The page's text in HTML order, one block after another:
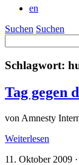
en
Suchen Suchen
nach:
Schlagwort:
Tag gegen
von Amnesty
Weiterlesen
11. Oktober 2009 ·